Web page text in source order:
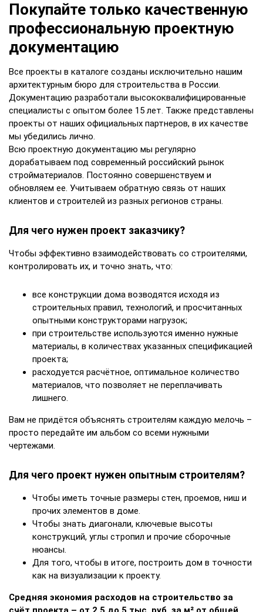
Покупайте только качественную
профессиональную проектную
документацию
Все проекты в каталоге созданы исключительно нашим
архитектурным бюро для строительства в России.
Документацию разработали высококвалифицированные
специалисты с опытом более 15 лет. Также представлены
проекты от наших официальных партнеров, в их качестве
мы убедились лично.
Всю проектную документацию мы регулярно
дорабатываем под современный российский рынок
стройматериалов. Постоянно совершенствуем и
обновляем ее. Учитываем обратную связь от наших
клиентов и строителей из разных регионов страны.
Для чего нужен проект заказчику?
Чтобы эффективно взаимодействовать со строителями,
контролировать их, и точно знать, что:
все конструкции дома возводятся исходя из
строительных правил, технологий, и просчитанных
опытными конструкторами нагрузок;
при строительстве используются именно нужные
материалы, в количествах указанных спецификацией
проекта;
расходуется расчётное, оптимальное количество
материалов, что позволяет не переплачивать
лишнего.
Вам не придётся объяснять строителям каждую мелочь –
просто передайте им альбом со всеми нужными
чертежами.
Для чего проект нужен опытным строителям?
Чтобы иметь точные размеры стен, проемов, ниш и
прочих элементов в доме.
Чтобы знать диагонали, ключевые высоты
конструкций, углы стропил и прочие сборочные
нюансы.
Для того, чтобы в итоге, построить дом в точности
как на визуализации к проекту.
Средняя экономия расходов на строительство за